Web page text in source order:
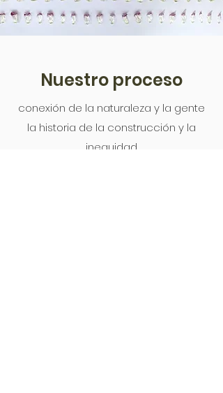
Nuestro proceso
conexión de la naturaleza y la gente
la historia de la construcción y la
inequidad